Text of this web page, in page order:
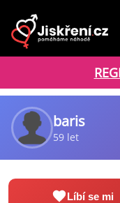
baris
59 let
Líbí se mi